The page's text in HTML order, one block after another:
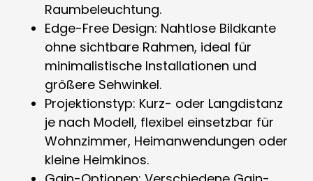
Raumbeleuchtung.
Edge-Free Design: Nahtlose Bildkante
ohne sichtbare Rahmen, ideal für
minimalistische Installationen und
größere Sehwinkel.
Projektionstyp: Kurz- oder Langdistanz
je nach Modell, flexibel einsetzbar für
Wohnzimmer, Heimanwendungen oder
kleine Heimkinos.